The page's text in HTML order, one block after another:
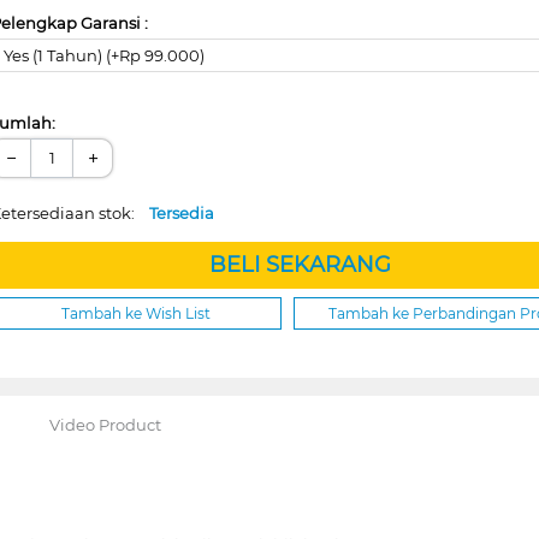
Garansi :
Yes (1 Tahun) (+Rp 99.000)
− +
stok:Tersedia
BELI SEKARANG
Tambah ke Wish List Tambah ke Perbandingan
Video Product